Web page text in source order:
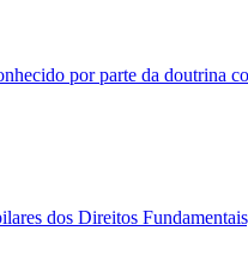
por parte da
dos Direitos